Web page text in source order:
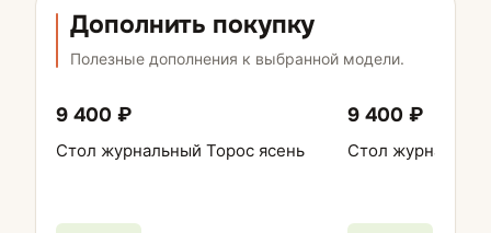
Дополнить покупку
Полезные дополнения к выбранной модели.
9 400 ₽
Стол журнальный Торос ясень
9 400 ₽
Стол